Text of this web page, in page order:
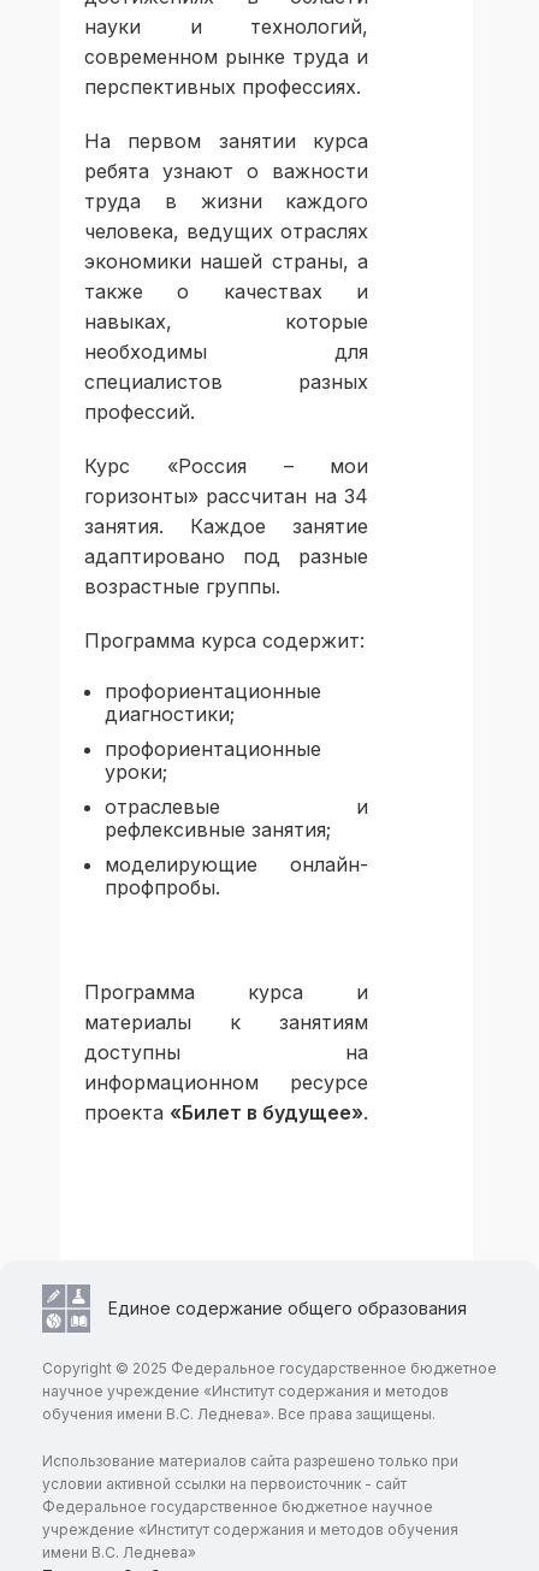
науки и технологий,
современном рынке труда и
перспективных профессиях.
На первом занятии курса
ребята узнают о важности
труда в жизни каждого
человека, ведущих отраслях
экономики нашей страны, а
также о качествах и
навыках, которые
необходимы для
специалистов разных
профессий.
Курс «Россия – мои
горизонты» рассчитан на 34
занятия. Каждое занятие
адаптировано под разные
возрастные группы.
Программа курса содержит:
профориентационные
диагностики;
профориентационные
уроки;
отраслевые и
рефлексивные занятия;
моделирующие онлайн-
профпробы.
Программа курса и
материалы к занятиям
доступны на
информационном ресурсе
проекта «Билет в будущее».
Единое содержание общего образования
Copyright © 2025 Федеральное государственное бюджетное
научное учреждение «Институт содержания и методов
обучения имени В.С. Леднева». Все права защищены.
Использование материалов сайта разрешено только при
условии активной ссылки на первоисточник - сайт
Федеральное государственное бюджетное научное
учреждение «Институт содержания и методов обучения
имени В.С. Леднева»